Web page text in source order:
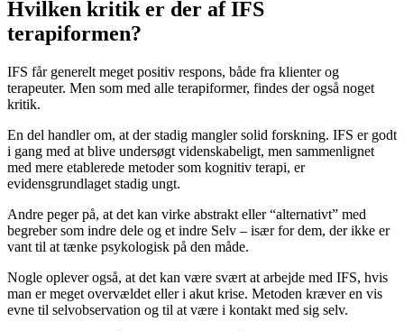
Hvilken kritik er der af IFS
terapiformen?
IFS får generelt meget positiv respons, både fra klienter og
terapeuter. Men som med alle terapiformer, findes der også noget
kritik.
En del handler om, at der stadig mangler solid forskning. IFS er godt
i gang med at blive undersøgt videnskabeligt, men sammenlignet
med mere etablerede metoder som kognitiv terapi, er
evidensgrundlaget stadig ungt.
Andre peger på, at det kan virke abstrakt eller “alternativt” med
begreber som indre dele og et indre Selv – især for dem, der ikke er
vant til at tænke psykologisk på den måde.
Nogle oplever også, at det kan være svært at arbejde med IFS, hvis
man er meget overvældet eller i akut krise. Metoden kræver en vis
evne til selvobservation og til at være i kontakt med sig selv.